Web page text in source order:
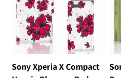
Sony Xperia X Compact